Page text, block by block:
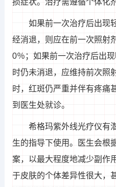
如果前一次治疗后出现
经消退，则应在前一次照射
0％；如果前一次治疗后出
时仍未消退，应维持前次照
时，红斑仍严重并伴有疼痛
到医生处就诊。
希格玛紫外线光疗仪有
生的指导下使用。医生会根
案，以最大程度地减少副作
于皮肤的个体差异性很大，